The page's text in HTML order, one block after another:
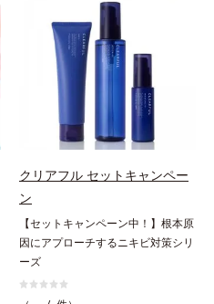
クリアフル セットキャンペー
ン
【セットキャンペーン中！】根本原
因にアプローチするニキビ対策シリ
ーズ